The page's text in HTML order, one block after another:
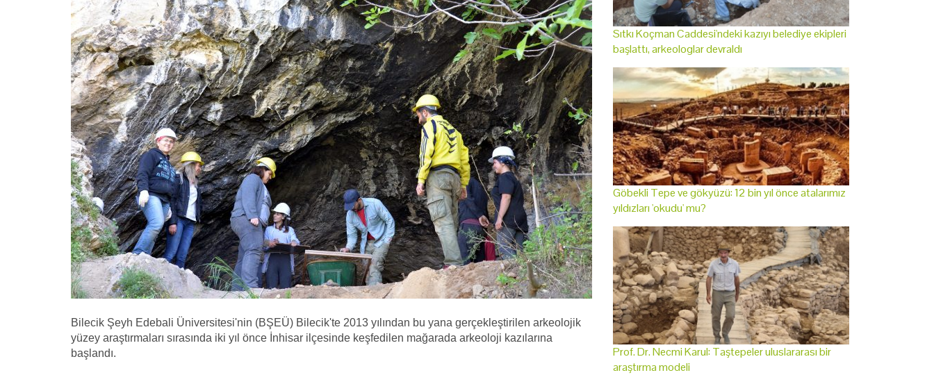
Bilecik Şeyh Edebali Üniversitesi'nin (BŞEÜ) Bilecik'te 2013 yılından bu yana gerçekleştirilen arkeolojik
yüzey araştırmaları sırasında iki yıl önce İnhisar ilçesinde keşfedilen mağarada arkeoloji kazılarına
başlandı.
Sıtkı Koçman Caddesi'ndeki kazıyı belediye ekipleri
başlattı, arkeologlar devraldı
Göbekli Tepe ve gökyüzü: 12 bin yıl önce atalarımız
yıldızları 'okudu' mu?
Prof. Dr. Necmi Karul: Taştepeler uluslararası bir
araştırma modeli